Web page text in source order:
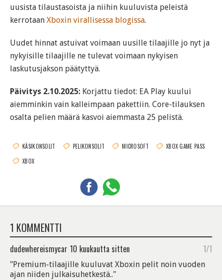
uusista tilaustasoista ja niihin kuuluvista peleistä
kerrotaan Xboxin virallisessa blogissa.
Uudet hinnat astuivat voimaan uusille tilaajille jo nyt ja
nykyisille tilaajille ne tulevat voimaan nykyisen
laskutusjakson päätyttyä.
Päivitys 2.10.2025: Korjattu tiedot: EA Play kuului
aiemminkin vain kalleimpaan pakettiin. Core-tilauksen
osalta pelien määrä kasvoi aiemmasta 25 pelistä.
KÄSIKONSOLIT PELIKONSOLIT MICROSOFT
XBOX GAME PASS
XBOX
1 KOMMENTTI
dudewhereismycar 10 kuukautta sitten 1/1
"Premium-tilaajille kuuluvat Xboxin pelit noin vuoden
ajan niiden julkaisuhetkestä.."